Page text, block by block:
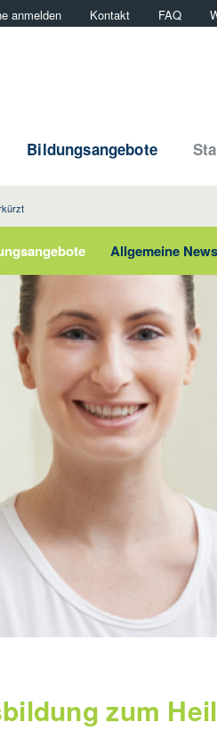
anmelden Kontakt FAQ
Bildungsangebote
Allgemeine News
zum